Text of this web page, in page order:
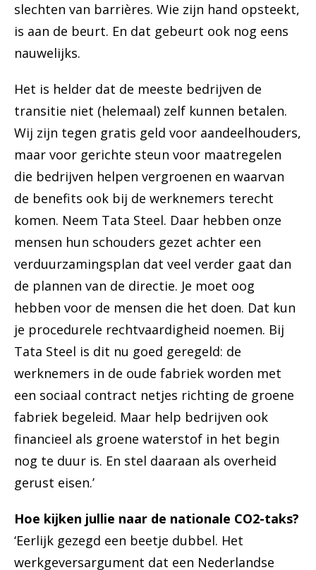
slechten van barrières. Wie zijn hand opsteekt,
is aan de beurt. En dat gebeurt ook nog eens
nauwelijks.
Het is helder dat de meeste bedrijven de
transitie niet (helemaal) zelf kunnen betalen.
Wij zijn tegen gratis geld voor aandeelhouders,
maar voor gerichte steun voor maatregelen
die bedrijven helpen vergroenen en waarvan
de benefits ook bij de werknemers terecht
komen. Neem Tata Steel. Daar hebben onze
mensen hun schouders gezet achter een
verduurzamingsplan dat veel verder gaat dan
de plannen van de directie. Je moet oog
hebben voor de mensen die het doen. Dat kun
je procedurele rechtvaardigheid noemen. Bij
Tata Steel is dit nu goed geregeld: de
werknemers in de oude fabriek worden met
een sociaal contract netjes richting de groene
fabriek begeleid. Maar help bedrijven ook
financieel als groene waterstof in het begin
nog te duur is. En stel daaraan als overheid
gerust eisen.’
Hoe kijken jullie naar de nationale CO2-taks?
‘Eerlijk gezegd een beetje dubbel. Het
werkgeversargument dat een Nederlandse